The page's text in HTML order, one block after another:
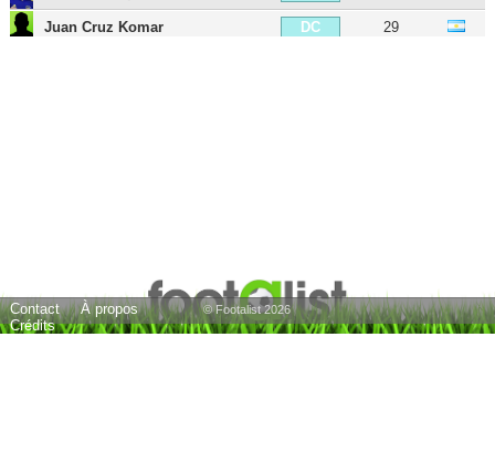
Juan Cruz Komar DC 29
Leandro Paredes MDC 32
Contact
À propos
Crédits
© Footalist 2026